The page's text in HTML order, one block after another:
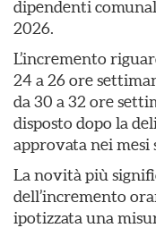
dipendenti
2026.
L’incremento
24 a 26 ore
da 30 a 32 ore
disposto dopo la
approvata nei mesi
La novità più
dell’incremento
ipotizzata una